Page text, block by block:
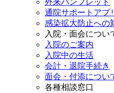
外来パンフレット
通院サポートアプ
感染拡大防止への
入院・面会につい
入院のご案内
入院中の生活
会計・退院手続き
面会・付添につい
各種相談窓口